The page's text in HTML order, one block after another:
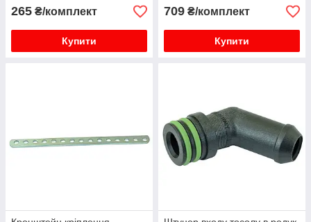
265 ₴/комплект
Купити
709 ₴/комплект
Купити